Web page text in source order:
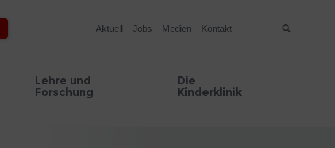
Aktuell Jobs Medien Kontakt
Lehre und
Forschung
Die
Kinderklinik